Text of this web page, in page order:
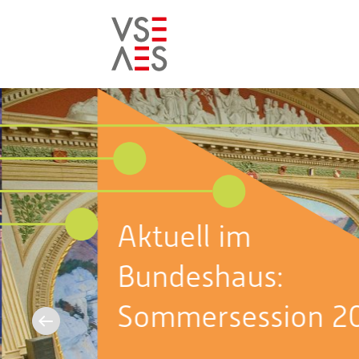
Skip
to
main
content
Aktuell im
Bundeshaus:
Sommersession